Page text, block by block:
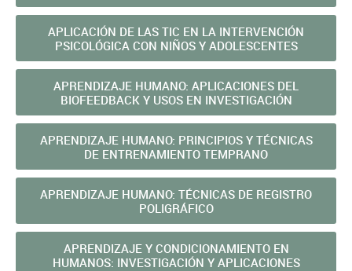
APLICACIÓN DE LAS TIC EN LA INTERVENCIÓN
PSICOLÓGICA CON NIÑOS Y ADOLESCENTES
APRENDIZAJE HUMANO: APLICACIONES DEL
BIOFEEDBACK Y USOS EN INVESTIGACIÓN
APRENDIZAJE HUMANO: PRINCIPIOS Y TÉCNICAS
DE ENTRENAMIENTO TEMPRANO
APRENDIZAJE HUMANO: TÉCNICAS DE REGISTRO
POLIGRÁFICO
APRENDIZAJE Y CONDICIONAMIENTO EN
HUMANOS: INVESTIGACIÓN Y APLICACIONES